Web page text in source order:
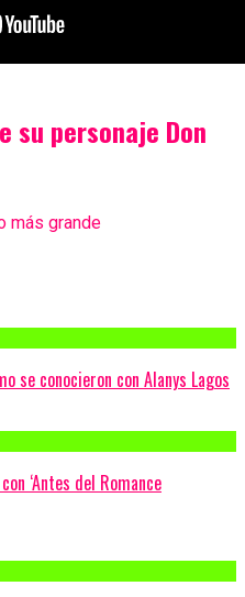
su personaje Don
más grande
se conocieron con Alanys Lagos
‘Antes del Romance